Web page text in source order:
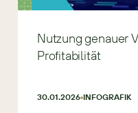
Nutzung genauer
Profitabilität
30.01.2026 INFOGRAFIK